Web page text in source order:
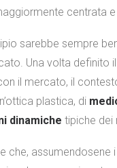
centrata
sarebbe sempre
Una volta definito
il mercato, il
plastica, di
dinamiche tipiche dei
che,